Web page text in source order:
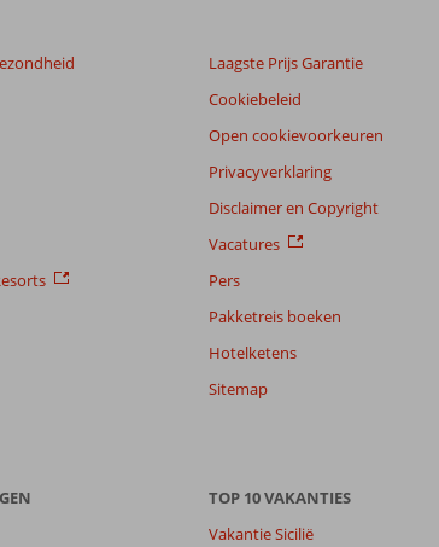
Laagste Prijs Garantie
Cookiebeleid
Open cookievoorkeuren
Privacyverklaring
Disclaimer en Copyright
Vacatures
Pers
Pakketreis boeken
Hotelketens
Sitemap
TOP 10 VAKANTIES
Vakantie Sicilië